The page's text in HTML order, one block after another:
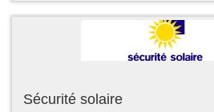
Sécurité solaire